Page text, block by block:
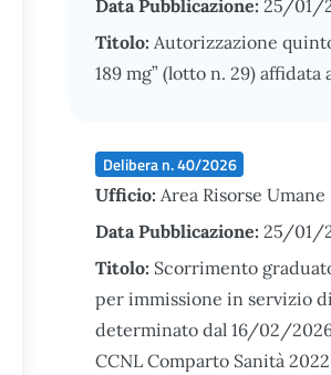
Data Pubblicazione: 25/01/
Titolo: Autorizzazione
189 mg” (lotto n. 29) affidata
Delibera n. 40/2026
Ufficio: Area Risorse Umane
Data Pubblicazione: 25/01/
Titolo: Scorrimento
per immissione in servizio
determinato dal 16/02/2026
CCNL Comparto Sanità